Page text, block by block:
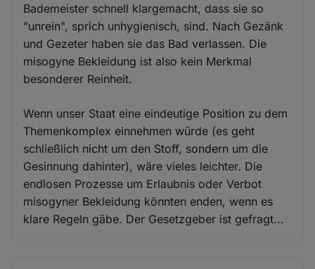
Bademeister schnell klargemacht, dass sie so
"unrein", sprich unhygienisch, sind. Nach Gezänk
und Gezeter haben sie das Bad verlassen. Die
misogyne Bekleidung ist also kein Merkmal
besonderer Reinheit.
Wenn unser Staat eine eindeutige Position zu dem
Themenkomplex einnehmen würde (es geht
schließlich nicht um den Stoff, sondern um die
Gesinnung dahinter), wäre vieles leichter. Die
endlosen Prozesse um Erlaubnis oder Verbot
misogyner Bekleidung könnten enden, wenn es
klare Regeln gäbe. Der Gesetzgeber ist gefragt...